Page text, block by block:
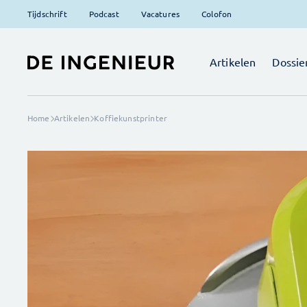
Tijdschrift Podcast Vacatures Colofon
Artikelen
Home Artikelen Koffiekunstprinter